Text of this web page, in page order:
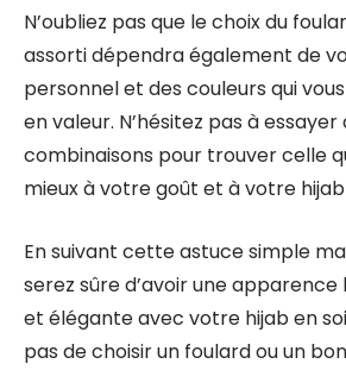
N’oubliez pas que le choix du
assorti dépendra également de
personnel et des couleurs qui
en valeur. N’hésitez pas à
combinaisons pour trouver celle
mieux à votre goût et à votre hijab
En suivant cette astuce simple
serez sûre d’avoir une
et élégante avec votre hijab en
pas de choisir un foulard ou un